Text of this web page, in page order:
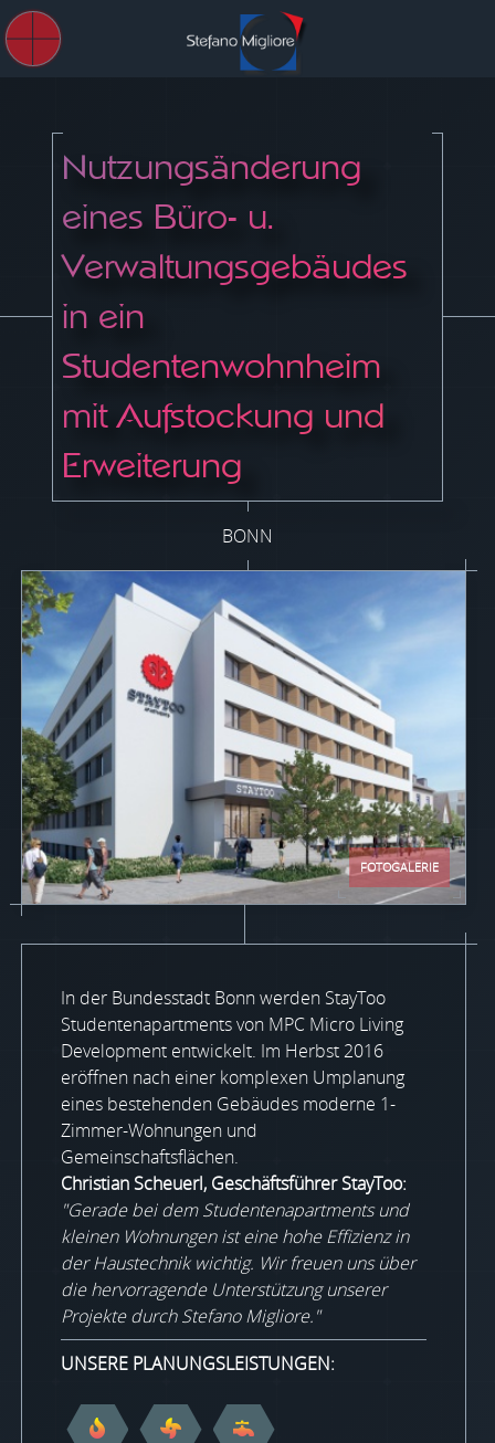
Nutzungsänderung
eines Büro- u.
Verwaltungsgebäudes
in ein
Studentenwohnheim
mit Aufstockung und
Erweiterung
BONN
FOTOGALERIE
In der Bundesstadt Bonn werden StayToo
Studentenapartments von MPC Micro Living
Development entwickelt. Im Herbst 2016
eröffnen nach einer komplexen Umplanung
eines bestehenden Gebäudes moderne 1-
Zimmer-Wohnungen und
Gemeinschaftsflächen.
Christian Scheuerl, Geschäftsführer StayToo:
"Gerade bei dem Studentenapartments und
kleinen Wohnungen ist eine hohe Effizienz in
der Haustechnik wichtig. Wir freuen uns über
die hervorragende Unterstützung unserer
Projekte durch Stefano Migliore."
UNSERE PLANUNGSLEISTUNGEN: